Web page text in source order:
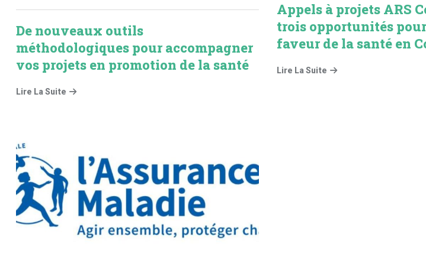
De nouveaux outils
méthodologiques pour accompagner
vos projets en promotion de la santé
Lire La Suite
Appels à projets ARS
trois opportunités
faveur de la santé en
Lire La Suite